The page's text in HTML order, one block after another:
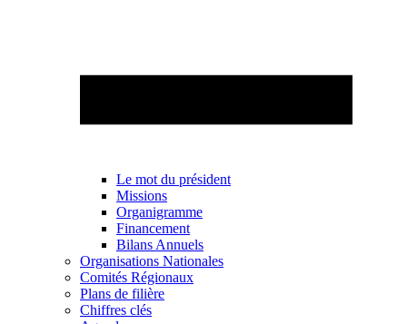
Le mot du président
Missions
Organigramme
Financement
Bilans Annuels
Organisations Nationales
Comités Régionaux
Plans de filière
Chiffres clés